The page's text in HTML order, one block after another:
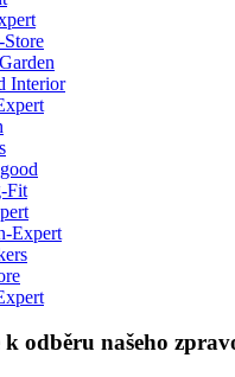
Store
Interior
Fit
Expert
k odběru našeho